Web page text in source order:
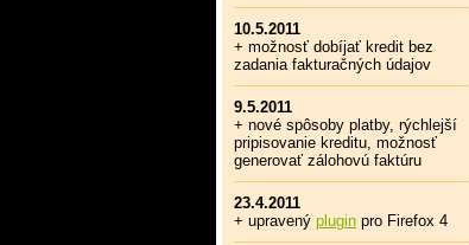
10.5.2011
+ možnosť dobíjať kredit bez
zadania fakturačných údajov
9.5.2011
+ nové spôsoby platby, rýchlejší
pripisovanie kreditu, možnosť
generovať zálohovú faktúru
23.4.2011
+ upravený plugin pro Firefox 4